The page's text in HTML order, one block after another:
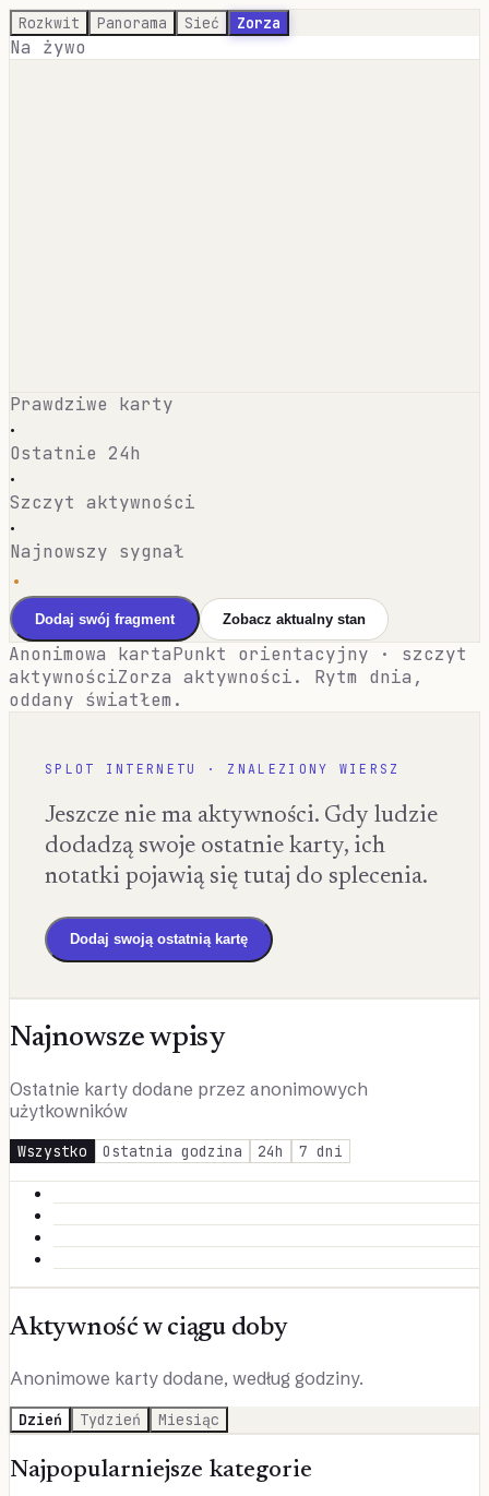
Rozkwit Panorama Sieć Zorza
Na żywo
Prawdziwe karty
·
Ostatnie 24h
·
Szczyt aktywności
·
Najnowszy sygnał
·
Dodaj swój fragment Zobacz aktualny stan
Anonimowa kartaPunkt orientacyjny · szczyt
aktywnościZorza aktywności. Rytm dnia,
oddany światłem.
SPLOT INTERNETU · ZNALEZIONY WIERSZ
Jeszcze nie ma aktywności. Gdy ludzie
dodadzą swoje ostatnie karty, ich
notatki pojawią się tutaj do splecenia.
Dodaj swoją ostatnią kartę
Najnowsze wpisy
Ostatnie karty dodane przez anonimowych
użytkowników
Wszystko Ostatnia godzina 24h 7 dni
Aktywność w ciągu doby
Anonimowe karty dodane, według godziny.
Dzień Tydzień Miesiąc
Najpopularniejsze kategorie